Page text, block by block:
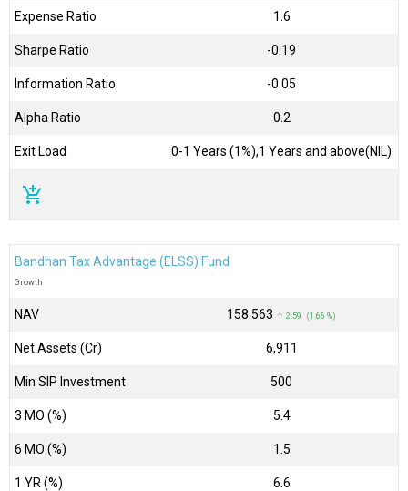
Expense Ratio 1.6
Sharpe Ratio -0.19
Information Ratio -0.05
Alpha Ratio 0.2
Exit Load 0-1 Years (1%),1 Years and above(NIL)
add_shopping_cart
Bandhan Tax Advantage (ELSS) Fund
Growth
NAV ₹158.563 ↑ 2.59 (1.66 %)
Net Assets (Cr) ₹6,911
Min SIP Investment 500
3 MO (%) 5.4
6 MO (%) 1.5
1 YR (%) 6.6